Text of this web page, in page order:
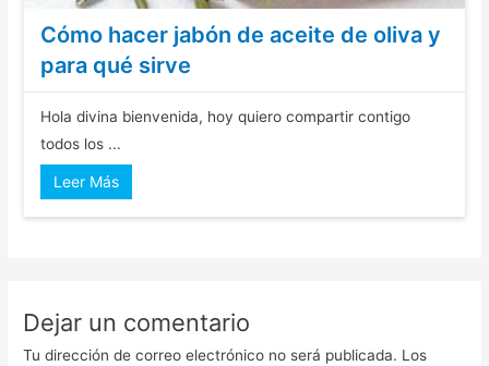
Cómo hacer jabón de aceite de oliva y
para qué sirve
Hola divina bienvenida, hoy quiero compartir contigo
todos los ...
Leer Más
Dejar un comentario
Tu dirección de correo electrónico no será publicada. Los